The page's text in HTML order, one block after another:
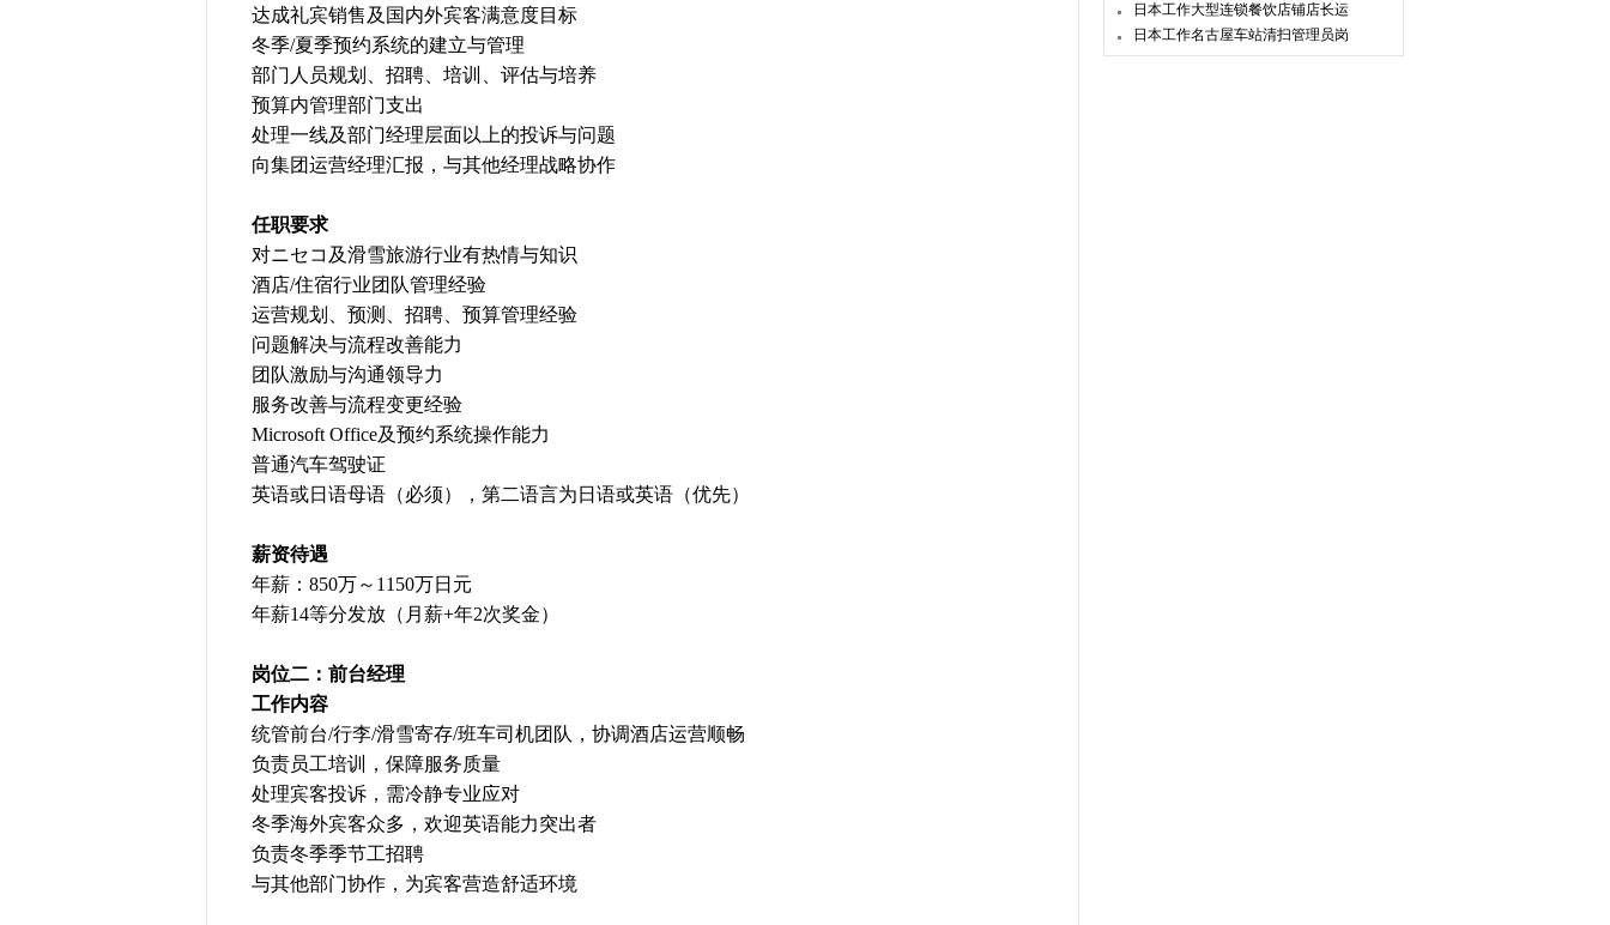
达成礼宾销售及国内外宾客满意度目标
冬季/夏季预约系统的建立与管理
部门人员规划、招聘、培训、评估与培养
预算内管理部门支出
处理一线及部门经理层面以上的投诉与问题
向集团运营经理汇报，与其他经理战略协作
任职要求
对ニセコ及滑雪旅游行业有热情与知识
酒店/住宿行业团队管理经验
运营规划、预测、招聘、预算管理经验
问题解决与流程改善能力
团队激励与沟通领导力
服务改善与流程变更经验
Microsoft Office及预约系统操作能力
普通汽车驾驶证
英语或日语母语（必须），第二语言为日语或英语（优先）
薪资待遇
年薪：850万～1150万日元
年薪14等分发放（月薪+年2次奖金）
岗位二：前台经理
工作内容
统管前台/行李/滑雪寄存/班车司机团队，协调酒店运营顺畅
负责员工培训，保障服务质量
处理宾客投诉，需冷静专业应对
冬季海外宾客众多，欢迎英语能力突出者
负责冬季季节工招聘
与其他部门协作，为宾客营造舒适环境
日本工作大型连锁餐饮店铺店长运
日本工作名古屋车站清扫管理员岗